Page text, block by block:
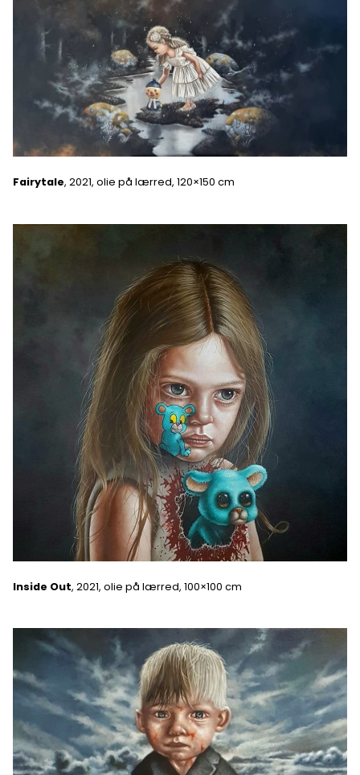
Fairytale, 2021, olie på lærred, 120×150 cm
Inside Out, 2021, olie på lærred, 100×100 cm